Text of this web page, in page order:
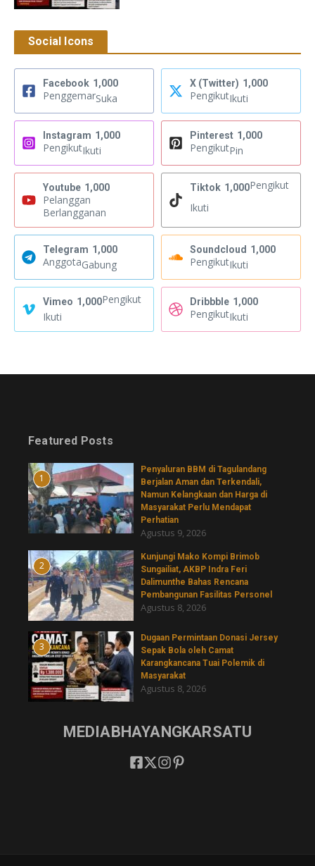
Social Icons
Facebook 1,000
PenggemarSuka
X (Twitter) 1,000
PengikutIkuti
Instagram 1,000
PengikutIkuti
Pinterest 1,000
PengikutPin
Youtube 1,000
Pelanggan
Berlangganan
Tiktok 1,000Pengikut
Ikuti
Telegram 1,000
AnggotaGabung
Soundcloud 1,000
PengikutIkuti
Vimeo 1,000Pengikut
Ikuti
Dribbble 1,000
PengikutIkuti
Featured Posts
1
Penyaluran BBM di Tagulandang
Berjalan Aman dan Terkendali,
Namun Kelangkaan dan Harga di
Masyarakat Perlu Mendapat
Perhatian
Agustus 9, 2026
2
Kunjungi Mako Kompi Brimob
Sungailiat, AKBP Indra Feri
Dalimunthe Bahas Rencana
Pembangunan Fasilitas Personel
Agustus 8, 2026
3
‎Dugaan Permintaan Donasi Jersey
Sepak Bola oleh Camat
Karangkancana Tuai Polemik di
Masyarakat
Agustus 8, 2026
MEDIABHAYANGKARSATU